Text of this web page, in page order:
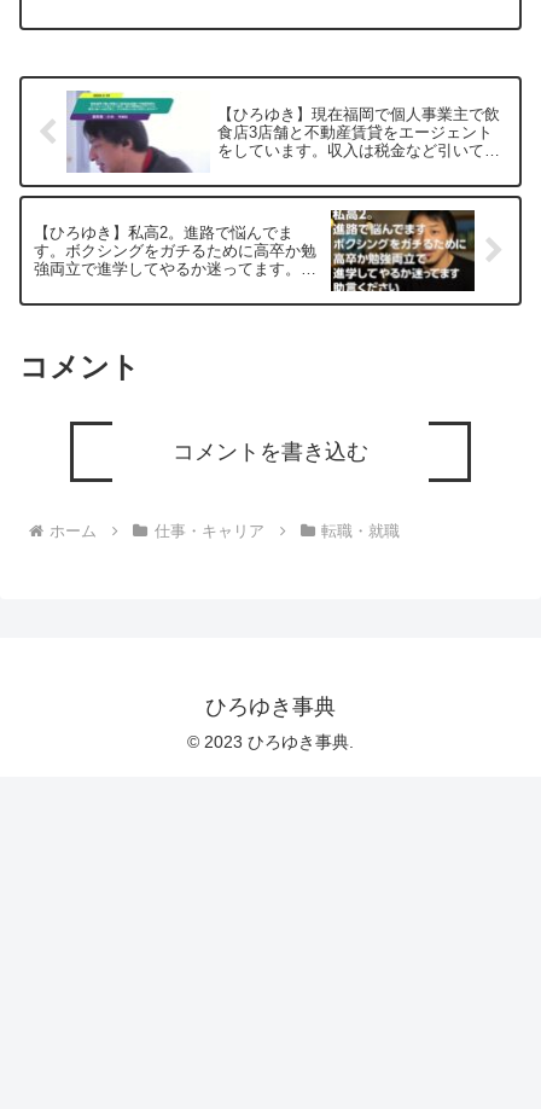
【ひろゆき】現在福岡で個人事業主で飲
食店3店舗と不動産賃貸をエージェント
をしています。収入は税金など引いても
何をしますか？ーひろゆき切り抜き
20250519
【ひろゆき】私高2。進路で悩んでま
す。ボクシングをガチるために高卒か勉
強両立で進学してやるか迷ってます。助
コメント
コメントを書き込む
ホーム 仕事・キャリア 転職・就職
ひろゆき事典
© 2023 ひろゆき事典.